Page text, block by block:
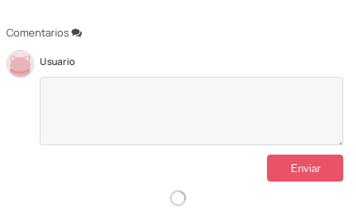
Comentarios
Usuario